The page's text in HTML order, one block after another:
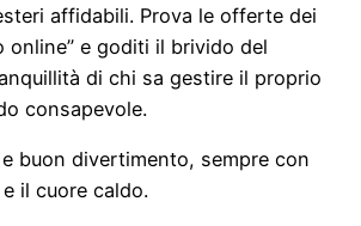
affidabili. Prova le offerte dei
online” e goditi il brivido del
di chi sa gestire il proprio
consapevole.
buon divertimento, sempre con
il cuore caldo.